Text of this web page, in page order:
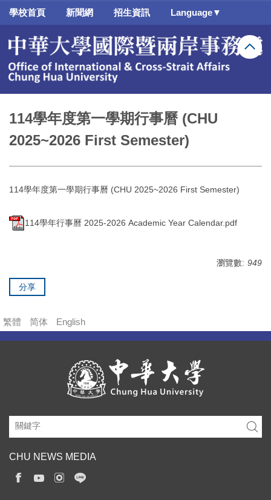
跳
要
容
學校首頁 新聞網 招生資訊 Language▼
114學年度第一學期行事曆 (CHU
2025~2026 First Semester)
114學年度第一學期行事曆 (CHU 2025~2026 First Semester)
114學年行事曆 2025-2026 Academic Year Calendar.pdf
瀏覽數: 949
分享
繁體 简体 English
CHU NEWS MEDIA